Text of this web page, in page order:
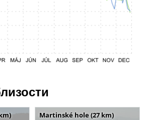
Martinské hole (27 km)